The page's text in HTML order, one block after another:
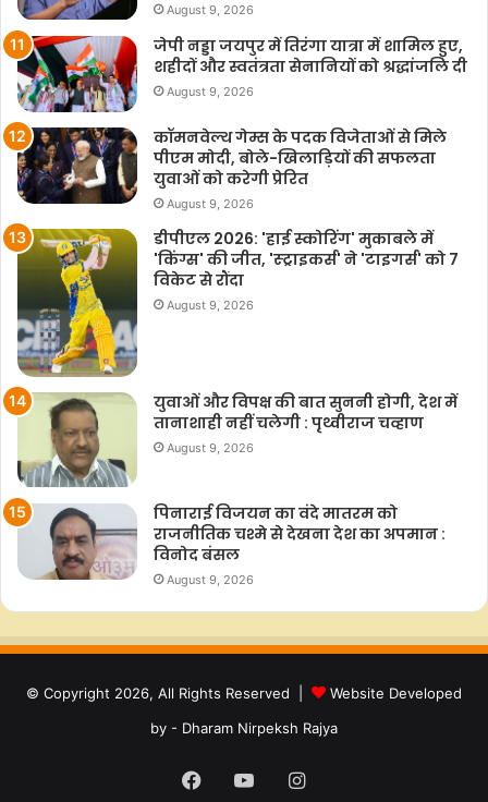
August 9, 2026
जेपी नड्डा जयपुर में तिरंगा यात्रा में शामिल हुए,
शहीदों और स्वतंत्रता सेनानियों को श्रद्धांजलि दी
August 9, 2026
कॉमनवेल्थ गेम्स के पदक विजेताओं से मिले
पीएम मोदी, बोले-खिलाड़ियों की सफलता
युवाओं को करेगी प्रेरित
August 9, 2026
डीपीएल 2026: 'हाई स्कोरिंग' मुकाबले में
'किंग्स' की जीत, 'स्ट्राइकर्स' ने 'टाइगर्स' को 7
विकेट से रौंदा
August 9, 2026
युवाओं और विपक्ष की बात सुननी होगी, देश में
तानाशाही नहीं चलेगी : पृथ्वीराज चव्हाण
August 9, 2026
पिनाराई विजयन का वंदे मातरम को
राजनीतिक चश्मे से देखना देश का अपमान :
विनोद बंसल
August 9, 2026
© Copyright 2026, All Rights Reserved |
Website Developed
by - Dharam Nirpeksh Rajya
Facebook
YouTubeInstagram